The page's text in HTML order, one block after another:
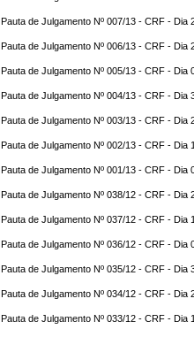
Pauta de Julgamento Nº 007/13 - CRF - Dia
Pauta de Julgamento Nº 006/13 - CRF - Dia
Pauta de Julgamento Nº 005/13 - CRF - Dia
Pauta de Julgamento Nº 004/13 - CRF - Dia
Pauta de Julgamento Nº 003/13 - CRF - Dia
Pauta de Julgamento Nº 002/13 - CRF - Dia
Pauta de Julgamento Nº 001/13 - CRF - Dia
Pauta de Julgamento Nº 038/12 - CRF - Dia
Pauta de Julgamento Nº 037/12 - CRF - Dia
Pauta de Julgamento Nº 036/12 - CRF - Dia
Pauta de Julgamento Nº 035/12 - CRF - Dia
Pauta de Julgamento Nº 034/12 - CRF - Dia
Pauta de Julgamento Nº 033/12 - CRF - Dia